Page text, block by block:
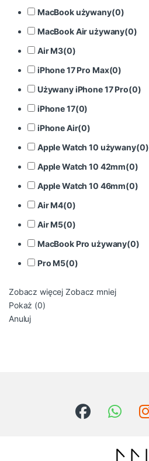
MacBook używany(0)
MacBook Air używany(0)
Air M3(0)
iPhone 17 Pro Max(0)
Używany iPhone 17 Pro(0)
iPhone 17(0)
iPhone Air(0)
Apple Watch 10 używany(0)
Apple Watch 10 42mm(0)
Apple Watch 10 46mm(0)
Air M4(0)
Air M5(0)
MacBook Pro używany(0)
Pro M5(0)
Zobacz więcej Zobacz mniej
Pokaż (0)
Anuluj